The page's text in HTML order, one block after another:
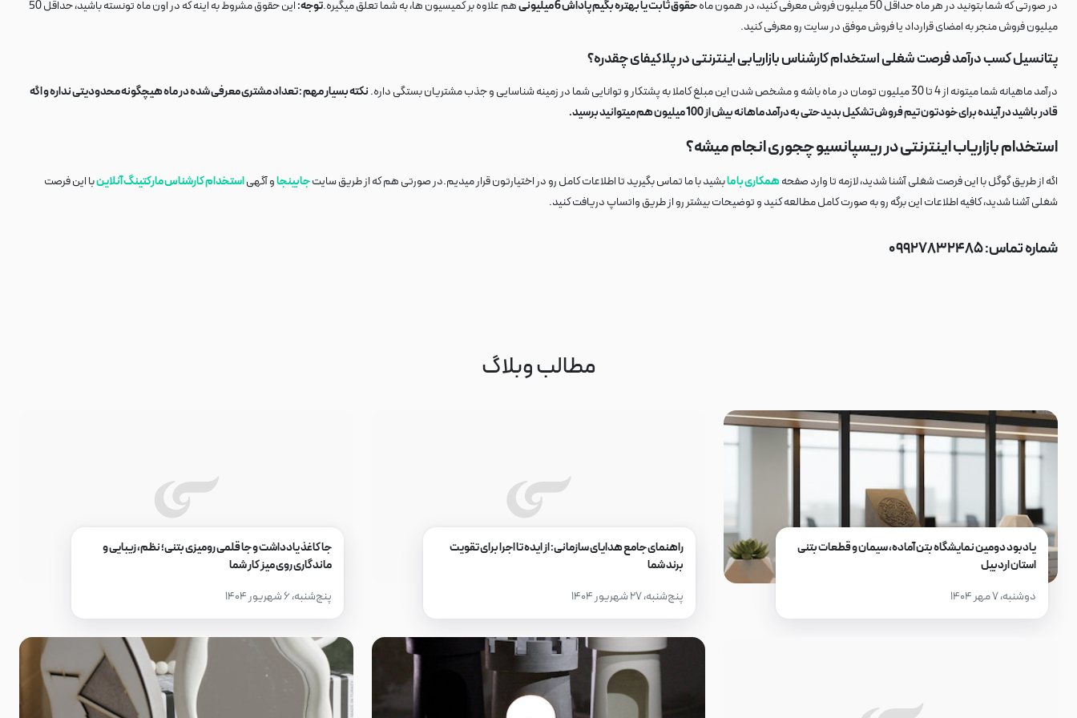
در صورتی که شما بتونید در هر ماه حداقل 50 میلیون فروش معرفی کنید، در همون ماه حقوق ثابت یا بهتره بگیم پاداش 6 میلیونی هم علاوه بر کمیسیون ها، به شما تعلق میگیره.توجه:
این حقوق مشروط به اینه که در اون ماه تونسته باشید، حداقل 50
میلیون فروش منجر به امضای قرارداد یا فروش موفق در سایت رو معرفی کنید.
پتانسیل کسب درآمد فرصت شغلی استخدام کارشناس بازاریابی اینترنتی در پلاکیفای چقدره؟
درآمد ماهیانه شما میتونه از 4 تا 30 میلیون تومان در ماه باشه و مشخص شدن این مبلغ کاملا به پشتکار و توانایی شما در زمینه شناسایی و جذب مشتریان بستگی داره.
نکته بسیار مهم : تعداد مشتری معرفی شده در ماه هیچگونه محدودیتی نداره و اگه
قادر باشید در آینده برای خودتون تیم فروش تشکیل بدید حتی به درآمد ماهانه بیش از 100 میلیون هم میتوانید برسید.
استخدام بازاریاب اینترنتی در ریسپانسیو چجوری انجام میشه؟
اگه از طریق گوگل با این فرصت شغلی آشنا شدید، لازمه تا وارد صفحههمکاری با مابشید با ما تماس بگیرید تا اطلاعات کامل رو در اختیارتون قرار میدیم.در صورتی هم که از طریق سایتجابینجاو آگهیاستخدام کارشناس مارکتینگ آنلاینبا این فرصت
شغلی آشنا شدید، کافیه اطلاعات این برگه رو به صورت کامل مطالعه کنید و توضیحات بیشتر رو از طریق واتساپ دریافت کنید.
شماره تماس: ۰۹۹۲۷۸۳۲۴۸۵
مطالب وبلاگ
یادبود دومین نمایشگاه بتن آماده، سیمان و قطعات بتنی
استان اردبیل
دوشنبه، ۷ مهر ۱۴۰۴
راهنمای جامع هدایای سازمانی: از ایده تا اجرا برای تقویت
برند شما
پنج‌شنبه، ۲۷ شهریور ۱۴۰۴
جا کاغذ یادداشت و جا قلمی رومیزی بتنی؛ نظم، زیبایی و
ماندگاری روی میز کار شما
پنج‌شنبه، ۶ شهریور ۱۴۰۴